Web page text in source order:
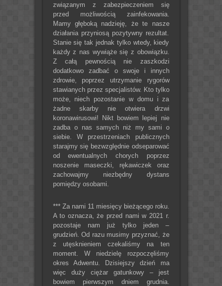
związanym z zabezpieczeniem się
przed możliwością zainfekowania.
Mamy głęboką nadzieję, że te nasze
działania przyniosą pozytywny rezultat.
Stanie się tak jednak tylko wtedy, kiedy
każdy z nas wywiąże się z obowiązku.
Z całą pewnością nie zaszkodzi
dodatkowo zadbać o swoje i innych
zdrowie, poprzez utrzymanie rygorów
stawianych przez specjalistów. Kto tylko
może, niech pozostanie w domu i za
żadne skarby nie otwiera drzwi
koronawirusowi! Nikt bowiem lepiej nie
zadba o nas samych niż my sami o
siebie. W przestrzeniach publicznych
starajmy się bezwzględnie odseparować
od ewentualnych chorych poprzez
noszenie maseczki, rękawiczek oraz
zachowajmy niezbędny dystans
pomiędzy osobami.
*** Za nami 11 miesięcy bieżącego roku.
A to oznacza, że przed nami w 2021 r.
pozostaje nam już tylko jeden –
grudzień. Od razu musimy przyznać, że
z utęsknieniem czekaliśmy na ten
moment. W niedzielę rozpoczęliśmy
okres Adwentu. Dzisiejszy dzień ma
więc duży ciężar gatunkowy – jest
bowiem pierwszym dniem grudnia.